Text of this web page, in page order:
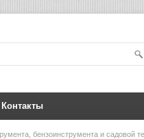
Контакты
бензоинструмента и садовой